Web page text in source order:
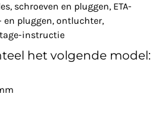
schroeven en pluggen, ETA-
pluggen, ontluchter,
instructie
het volgende model: